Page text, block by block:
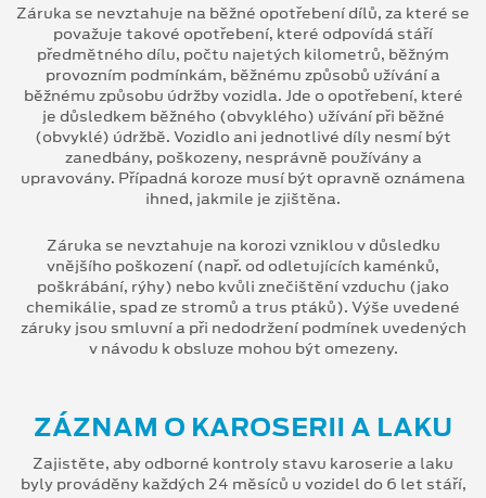
Záruka se nevztahuje na běžné opotřebení dílů, za které se
považuje takové opotřebení, které odpovídá stáří
předmětného dílu, počtu najetých kilometrů, běžným
provozním podmínkám, běžnému způsobů užívání a
běžnému způsobu údržby vozidla. Jde o opotřebení, které
je důsledkem běžného (obvyklého) užívání při běžné
(obvyklé) údržbě. Vozidlo ani jednotlivé díly nesmí být
zanedbány, poškozeny, nesprávně používány a
upravovány. Případná koroze musí být opravně oznámena
ihned, jakmile je zjištěna.
Záruka se nevztahuje na korozi vzniklou v důsledku
vnějšího poškození (např. od odletujících kaménků,
poškrábání, rýhy) nebo kvůli znečištění vzduchu (jako
chemikálie, spad ze stromů a trus ptáků). Výše uvedené
záruky jsou smluvní a při nedodržení podmínek uvedených
v návodu k obsluze mohou být omezeny.
ZÁZNAM O KAROSERII A LAKU
Zajistěte, aby odborné kontroly stavu karoserie a laku
byly prováděny každých 24 měsíců u vozidel do 6 let stáří,